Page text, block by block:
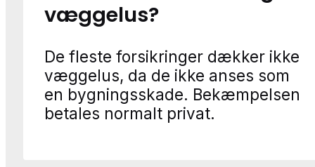
væggelus?
De fleste forsikringer dækker ikke
væggelus, da de ikke anses som
en bygningsskade. Bekæmpelsen
betales normalt privat.